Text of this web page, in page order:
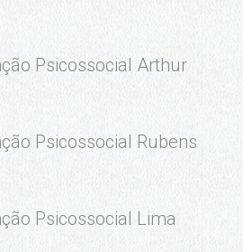
Psicossocial Arthur
Psicossocial Rubens
Psicossocial Lima